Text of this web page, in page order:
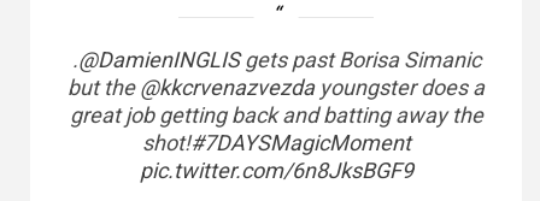
.@DamienINGLISgets past Borisa Simanic
but the@kkcrvenazvezdayoungster does a
great job getting back and batting away the
shot!#7DAYSMagicMoment
pic.twitter.com/6n8JksBGF9